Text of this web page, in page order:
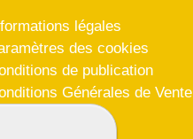
légales
des cookies
de publication
Générales de Vente